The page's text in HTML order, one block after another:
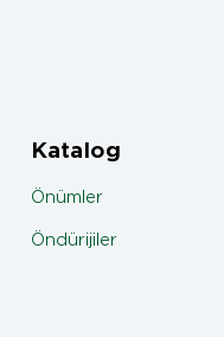
Katalog
Önümler
Öndürijiler